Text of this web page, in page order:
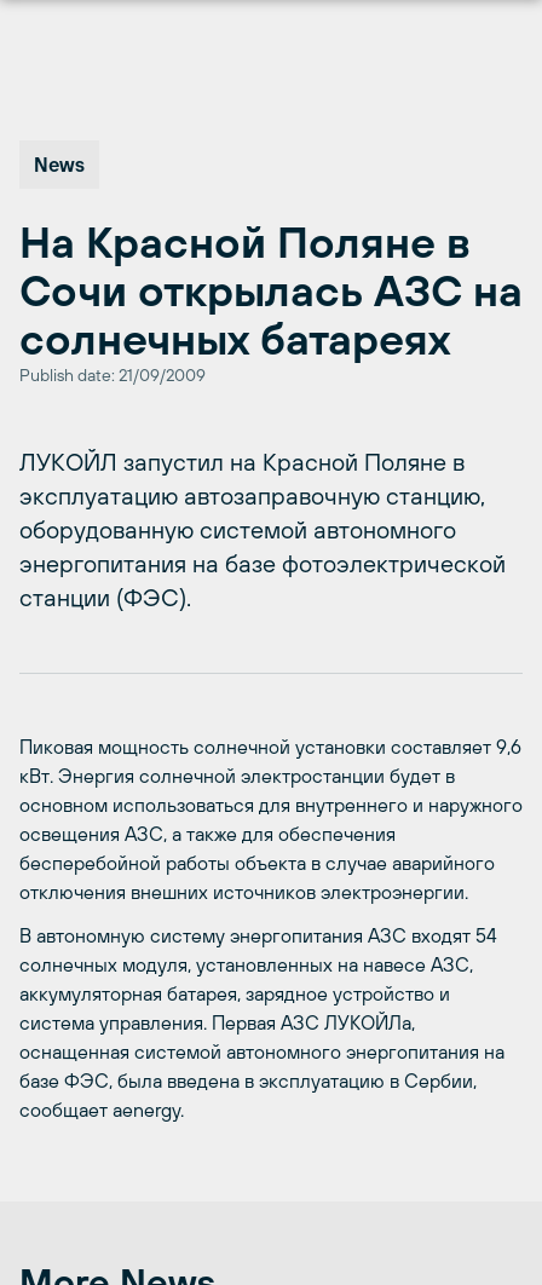
News
На Красной Поляне в
Сочи открылась АЗС на
солнечных батареях
Publish date: 21/09/2009
ЛУКОЙЛ запустил на Красной Поляне в
эксплуатацию автозаправочную станцию,
оборудованную системой автономного
энергопитания на базе фотоэлектрической
станции (ФЭС).
Пиковая мощность солнечной установки составляет 9,6
кВт. Энергия солнечной электростанции будет в
основном использоваться для внутреннего и наружного
освещения АЗС, а также для обеспечения
бесперебойной работы объекта в случае аварийного
отключения внешних источников электроэнергии.
В автономную систему энергопитания АЗС входят 54
солнечных модуля, установленных на навесе АЗС,
аккумуляторная батарея, зарядное устройство и
система управления. Первая АЗС ЛУКОЙЛа,
оснащенная системой автономного энергопитания на
базе ФЭС, была введена в эксплуатацию в Сербии,
сообщает aenergy.